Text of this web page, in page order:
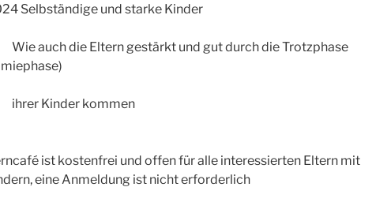
Selbständige und starke Kinder
die Eltern gestärkt und gut durch die Trotzphase
Kinder kommen
ist kostenfrei und offen für alle interessierten Eltern mit
eine Anmeldung ist nicht erforderlich